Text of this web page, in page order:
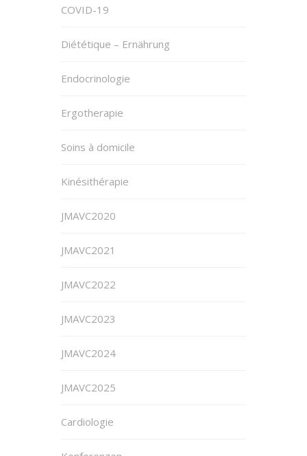
COVID-19
Diététique – Ernährung
Endocrinologie
Ergotherapie
Soins à domicile
Kinésithérapie
JMAVC2020
JMAVC2021
JMAVC2022
JMAVC2023
JMAVC2024
JMAVC2025
Cardiologie